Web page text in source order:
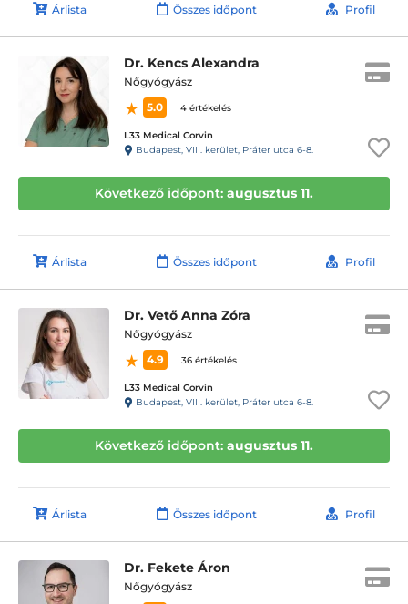
Árlista Összes időpont Profil
Dr. Kencs Alexandra
Nőgyógyász
5.0
4 értékelés
L33 Medical Corvin
Budapest, VIII. kerület, Práter utca 6-8.
Következő időpont: augusztus 11.
Árlista Összes időpont Profil
Dr. Vető Anna Zóra
Nőgyógyász
4.9
36 értékelés
L33 Medical Corvin
Budapest, VIII. kerület, Práter utca 6-8.
Következő időpont: augusztus 11.
Árlista Összes időpont Profil
Dr. Fekete Áron
Nőgyógyász